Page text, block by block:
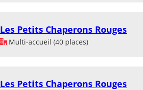
Les Petits Chaperons Rouges
Multi-accueil (40 places)
Les Petits Chaperons Rouges